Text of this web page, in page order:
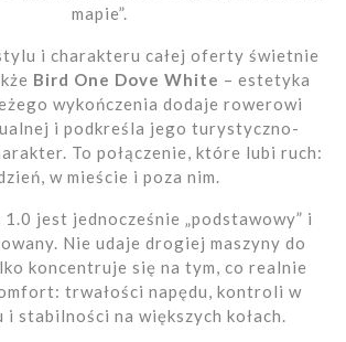
mapie”.
i charakteru całej oferty świetnie
Bird One Dove White – estetyka
wykończenia dodaje rowerowi
i podkreśla jego turystyczno-
To połączenie, które lubi ruch:
w mieście i poza nim.
1.0 jest jednocześnie „podstawowy” i
Nie udaje drogiej maszyny do
koncentruje się na tym, co realnie
trwałości napędu, kontroli w
i stabilności na większych kołach.